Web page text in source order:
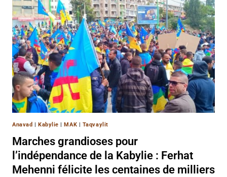
Anavad Kabylie MAK Taqvaylit
Marches grandioses pour
l’indépendance de la Kabylie : Ferhat
Mehenni félicite les centaines de milliers